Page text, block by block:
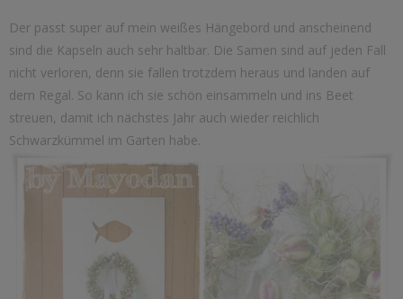
Der passt super auf mein weißes Hängebord und anscheinend
sind die Kapseln auch sehr haltbar. Die Samen sind auf jeden Fall
nicht verloren, denn sie fallen trotzdem heraus und landen auf
dem Regal. So kann ich sie schön einsammeln und ins Beet
streuen, damit ich nächstes Jahr auch wieder reichlich
Schwarzkümmel im Garten habe.